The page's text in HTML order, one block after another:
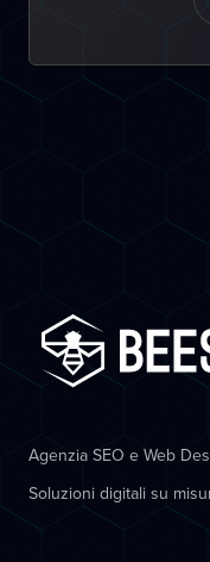
Agenzia SEO e Web
Soluzioni digitali su